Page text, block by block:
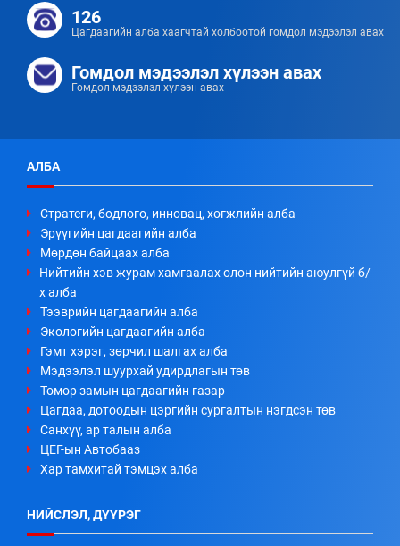
126
Цагдаагийн алба хаагчтай холбоотой гомдол мэдээлэл авах
Гомдол мэдээлэл хүлээн авах
Гомдол мэдээлэл хүлээн авах
АЛБА
Стратеги, бодлого, инновац, хөгжлийн алба
Эрүүгийн цагдаагийн алба
Мөрдөн байцаах алба
Нийтийн хэв журам хамгаалах олон нийтийн аюулгүй б/
х алба
Тээврийн цагдаагийн алба
Экологийн цагдаагийн алба
Гэмт хэрэг, зөрчил шалгах алба
Мэдээлэл шуурхай удирдлагын төв
Төмөр замын цагдаагийн газар
Цагдаа, дотоодын цэргийн сургалтын нэгдсэн төв
Санхүү, ар талын алба
ЦЕГ-ын Автобааз
Хар тамхитай тэмцэх алба
НИЙСЛЭЛ, ДҮҮРЭГ